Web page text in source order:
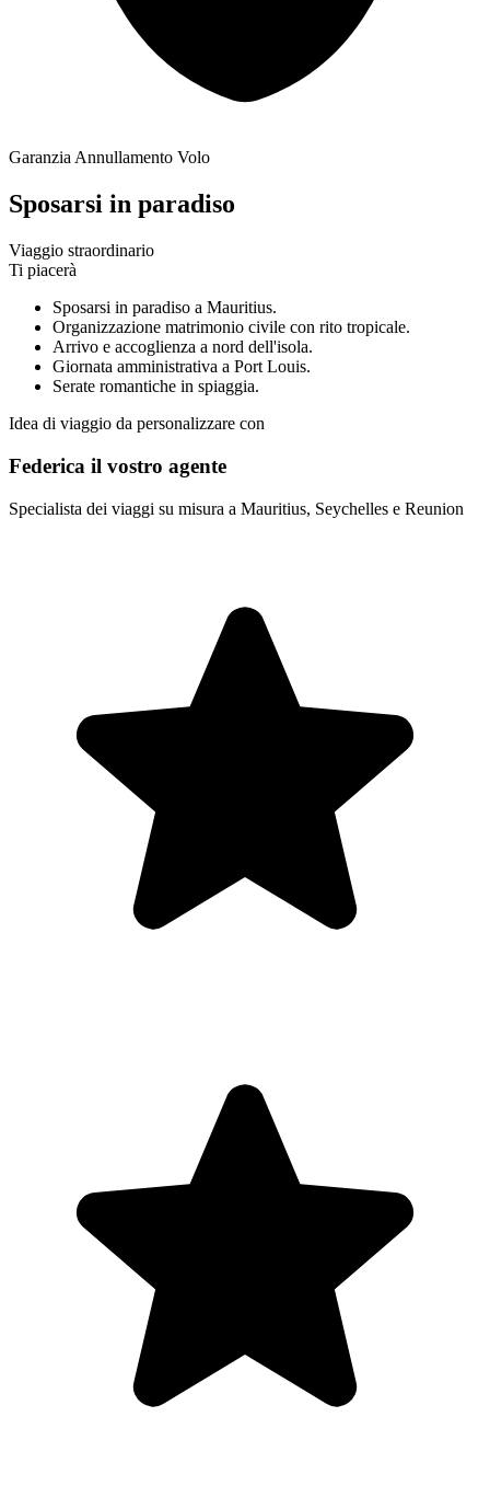
Garanzia Annullamento Volo
Sposarsi in paradiso
Viaggio straordinario
Ti piacerà
Sposarsi in paradiso a Mauritius.
Organizzazione matrimonio civile con rito tropicale.
Arrivo e accoglienza a nord dell'isola.
Giornata amministrativa a Port Louis.
Serate romantiche in spiaggia.
Idea di viaggio da personalizzare con
Federica il vostro agente
Specialista dei viaggi su misura a Mauritius, Seychelles e Reunion